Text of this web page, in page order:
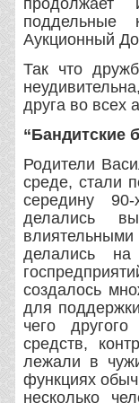
поддельные
Аукционный
Так что
друга во всех
“Бандитские
Родители
среде, стали
середину
делались
делались на
создалось
для
чего
средств,
лежали в
функциях
несколько